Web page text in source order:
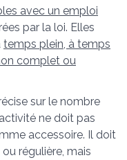
avec un emploi
par la loi. Elles
temps plein, à temps
complet ou
sur le nombre
ne doit pas
accessoire. Il doit
régulière, mais